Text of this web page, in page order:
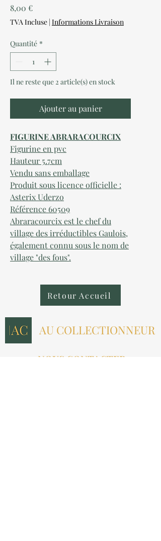
8,00 €Prix
TVA Incluse | Informations Livraison
Quantité *
Il ne reste que 2 article(s) en stock
Ajouter au panier
FIGURINE ABRARACOURCIX
Figurine en pvc
Hauteur 5.7cm
Vendu sans emballage
Produit sous licence officielle :
Asterix Uderzo
Référence 60509
Abraracourcix est le chef du
village des irréductibles Gaulois,
également connu sous le nom de
village "des fous".
Retour Accueil
AU COLLECTIONNEUR
NOUS CONTACTER